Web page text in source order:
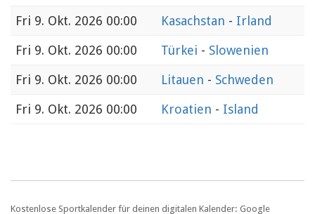
Fri 9. Okt. 2026 00:00 Kasachstan - Irland
Fri 9. Okt. 2026 00:00 Türkei - Slowenien
Fri 9. Okt. 2026 00:00 Litauen - Schweden
Fri 9. Okt. 2026 00:00 Kroatien - Island
Kostenlose Sportkalender für deinen digitalen Kalender: Google